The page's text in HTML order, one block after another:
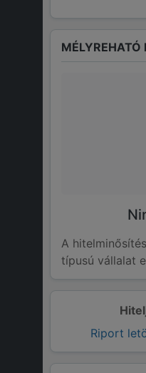
Riport
A
típusú vállalat